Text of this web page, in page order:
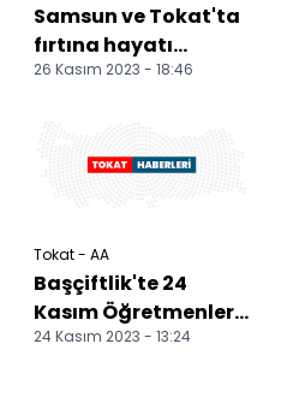
Samsun ve Tokat'ta
fırtına hayatı
olumsuz etkiledi
26 Kasım 2023 - 18:46
Tokat - AA
Başçiftlik'te 24
Kasım Öğretmenler
Günü kutlandı
24 Kasım 2023 - 13:24